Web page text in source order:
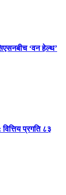
‘वन हेल्थ’
प्रगति ८३